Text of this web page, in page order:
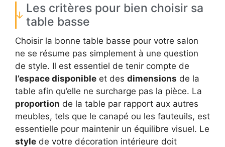
Les critères pour bien choisir sa
table basse
Choisir la bonne table basse pour votre salon
ne se résume pas simplement à une question
de style. Il est essentiel de tenir compte de
l’espace disponible et des dimensions de la
table afin qu’elle ne surcharge pas la pièce. La
proportion de la table par rapport aux autres
meubles, tels que le canapé ou les fauteuils, est
essentielle pour maintenir un équilibre visuel. Le
style de votre décoration intérieure doit